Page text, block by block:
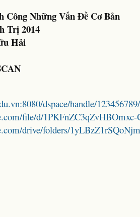
Công Những Vấn Đề Cơ Bản
Trị 2014
Hải
dspace/handle/
file/d/
drive/folders/